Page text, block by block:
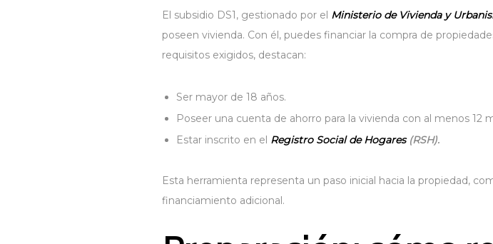
El subsidio DS1, gestionado por el Ministerio de Vivienda y
poseen vivienda. Con él, puedes financiar la compra de
requisitos exigidos, destacan:
Ser mayor de 18 años.
Poseer una cuenta de ahorro para la vivienda con al menos 12
Estar inscrito en el Registro Social de Hogares(RSH).
Esta herramienta representa un paso inicial hacia la propiedad,
financiamiento adicional​.